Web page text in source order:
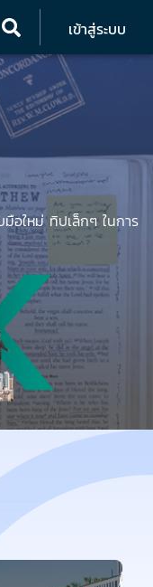
เข้าสู่ระบบ
อใหม่ ทิปเล็กๆ ในการ